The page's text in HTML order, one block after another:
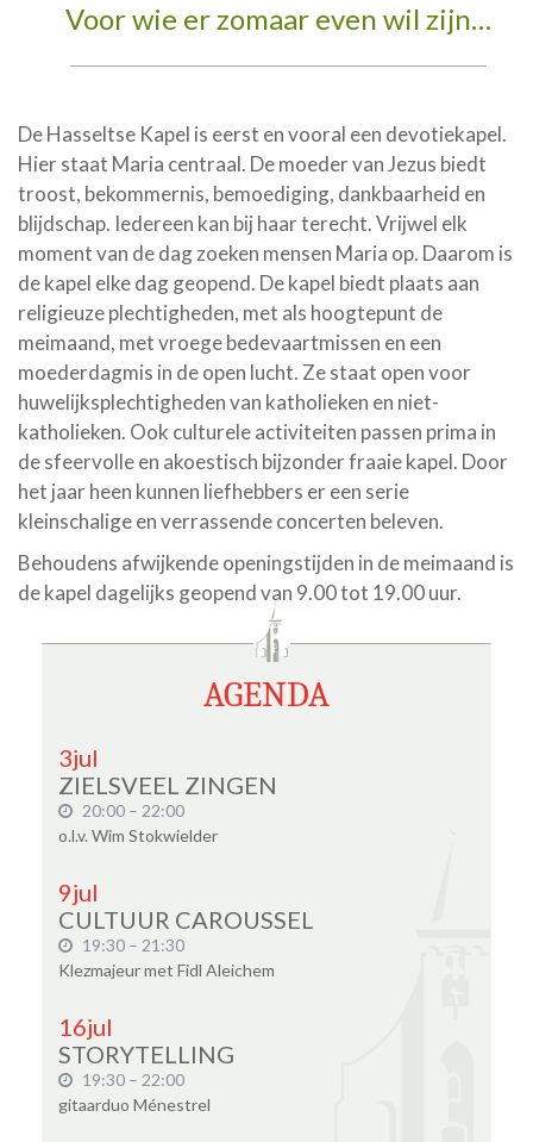
Voor wie er zomaar even wil zijn…
De Hasseltse Kapel is eerst en vooral een devotiekapel.
Hier staat Maria centraal. De moeder van Jezus biedt
troost, bekommernis, bemoediging, dankbaarheid en
blijdschap. Iedereen kan bij haar terecht. Vrijwel elk
moment van de dag zoeken mensen Maria op. Daarom is
de kapel elke dag geopend. De kapel biedt plaats aan
religieuze plechtigheden, met als hoogtepunt de
meimaand, met vroege bedevaartmissen en een
moederdagmis in de open lucht. Ze staat open voor
huwelijksplechtigheden van katholieken en niet-
katholieken. Ook culturele activiteiten passen prima in
de sfeervolle en akoestisch bijzonder fraaie kapel. Door
het jaar heen kunnen liefhebbers er een serie
kleinschalige en verrassende concerten beleven.
Behoudens afwijkende openingstijden in de meimaand is
de kapel dagelijks geopend van 9.00 tot 19.00 uur.
AGENDA
3jul
ZIELSVEEL ZINGEN
20:00 – 22:00
o.l.v. Wim Stokwielder
9jul
CULTUUR CAROUSSEL
19:30 – 21:30
Klezmajeur met Fidl Aleichem
16jul
STORYTELLING
19:30 – 22:00
gitaarduo Ménestrel